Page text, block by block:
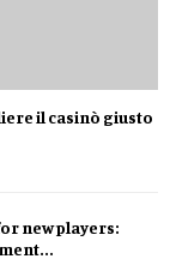
il casinò giusto
new players: